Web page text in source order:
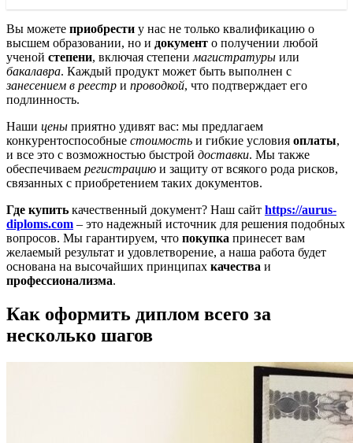
Вы можете приобрести у нас не только квалификацию о
высшем образовании, но и документ о получении любой
ученой степени, включая степени магистратуры или
бакалавра. Каждый продукт может быть выполнен с
занесением в реестр и проводкой, что подтверждает его
подлинность.
Наши цены приятно удивят вас: мы предлагаем
конкурентоспособные стоимость и гибкие условия оплаты,
и все это с возможностью быстрой доставки. Мы также
обеспечиваем регистрацию и защиту от всякого рода рисков,
связанных с приобретением таких документов.
Где купить качественный документ? Наш сайт https://aurus-
diploms.com – это надежный источник для решения подобных
вопросов. Мы гарантируем, что покупка принесет вам
желаемый результат и удовлетворение, а наша работа будет
основана на высочайших принципах качества и
профессионализма.
Как оформить диплом всего за
несколько шагов